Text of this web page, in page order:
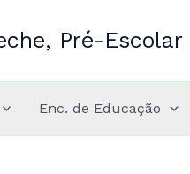
Pré-
Enc. de Educação